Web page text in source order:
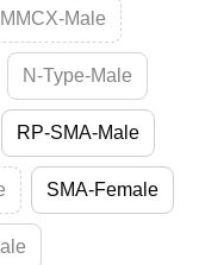
MMCX-Male
N-Type-Male
RP-SMA-Male
SMA-Female